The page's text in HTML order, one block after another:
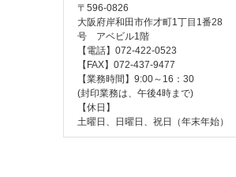
〒596-0826
大阪府岸和田市作才町1丁目1番28
号 アベビル1階
【電話】072-422-0523
【FAX】072-437-9477
【業務時間】9:00～16：30
(封印業務は、午後4時まで)
【休日】
土曜日、日曜日、祝日（年末年始）